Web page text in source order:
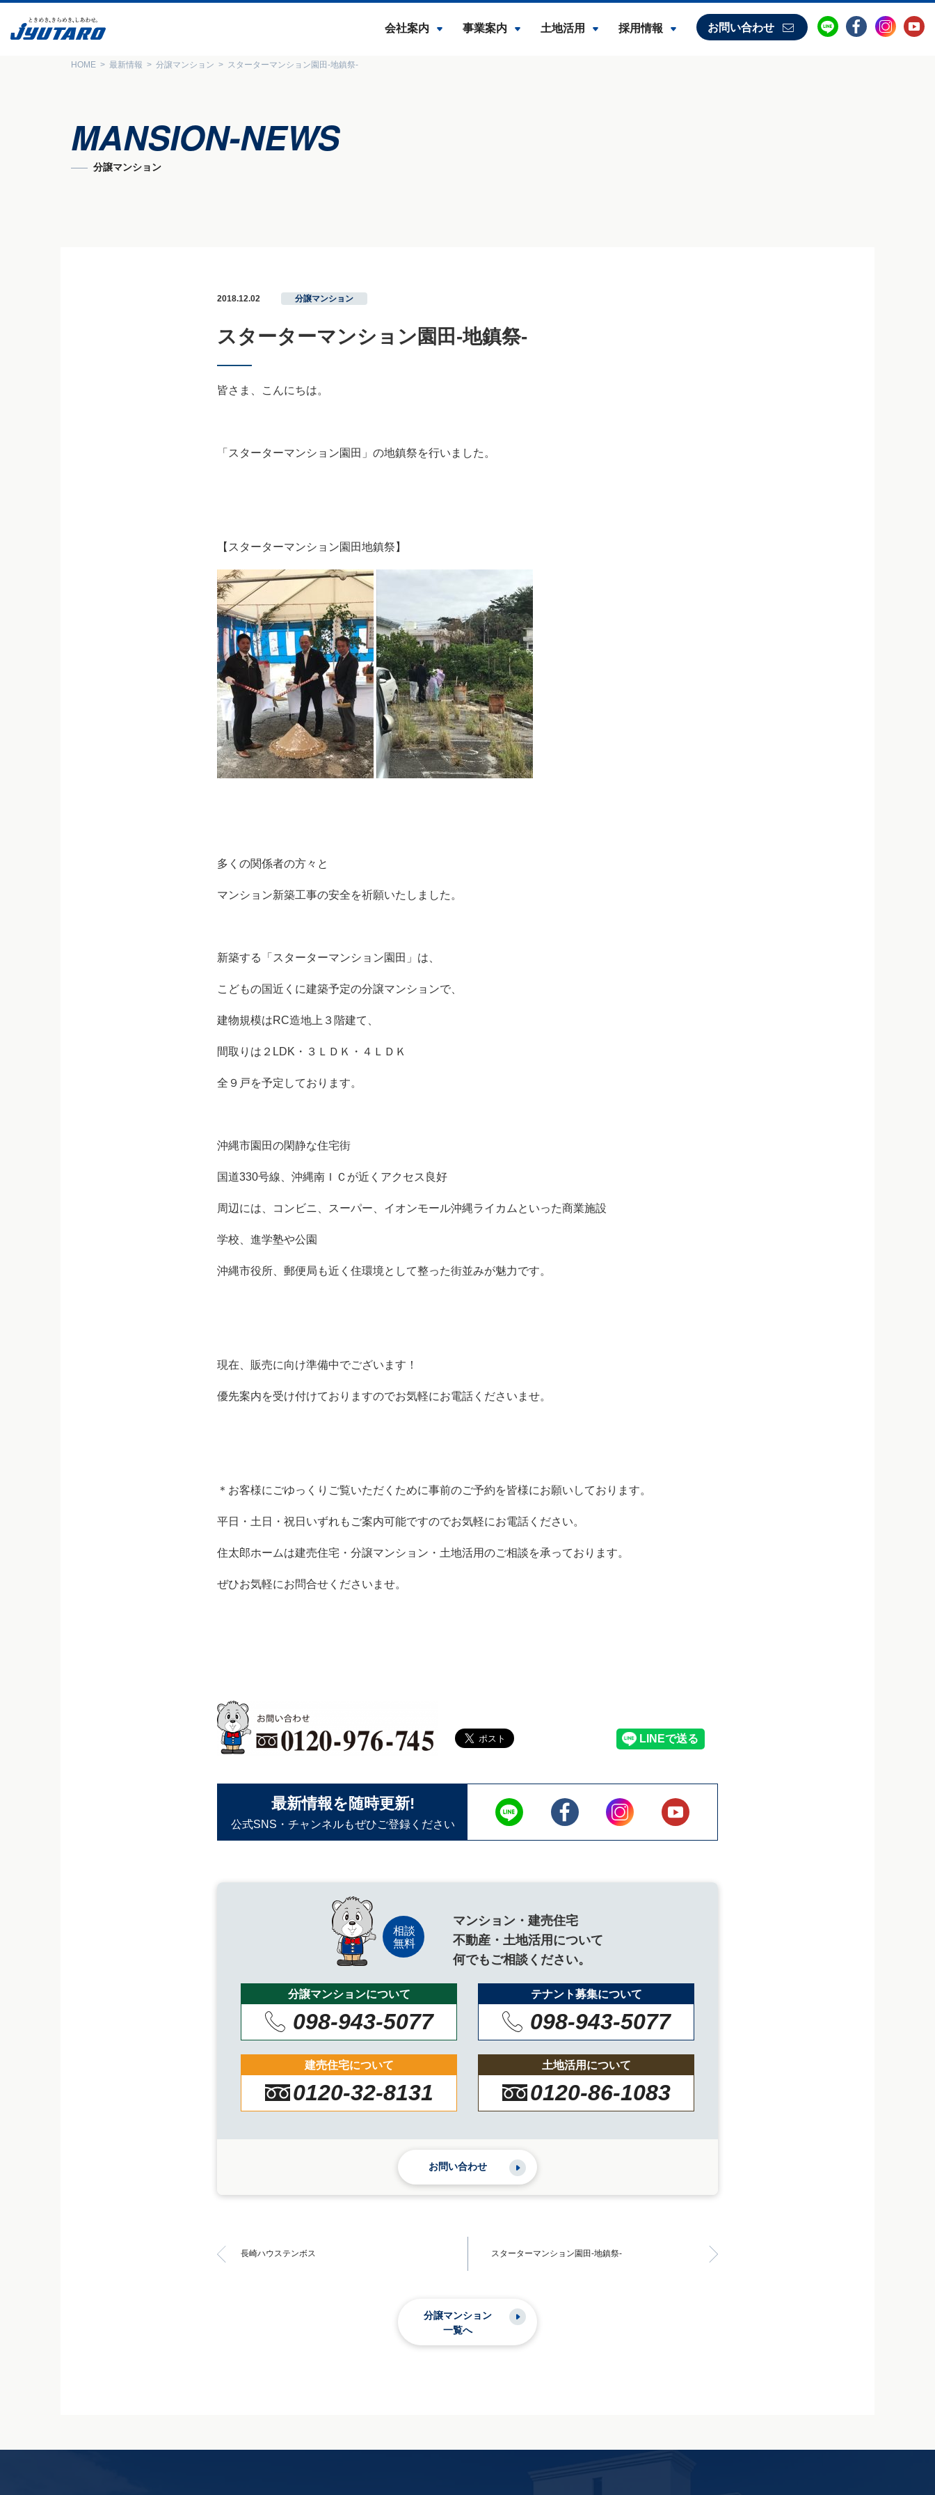
会社案内 事業案内 土地活用 採用情報 お問い合わせ
HOME 最新情報 分譲マンション スターターマンション園田-地鎮祭-
MANSION-NEWS
分譲マンション
2018.12.02 分譲マンション
スターターマンション園田-地鎮祭-
皆さま、こんにちは。
「スターターマンション園田」の地鎮祭を行いました。
【スターターマンション園田地鎮祭】
多くの関係者の方々と
マンション新築工事の安全を祈願いたしました。
新築する「スターターマンション園田」は、
こどもの国近くに建築予定の分譲マンションで、
建物規模はRC造地上３階建て、
間取りは２LDK・３ＬＤＫ・４ＬＤＫ
全９戸を予定しております。
沖縄市園田の閑静な住宅街
国道330号線、沖縄南ＩＣが近くアクセス良好
周辺には、コンビニ、スーパー、イオンモール沖縄ライカムといった商業施設
学校、進学塾や公園
沖縄市役所、郵便局も近く住環境として整った街並みが魅力です。
現在、販売に向け準備中でございます！
優先案内を受け付けておりますのでお気軽にお電話くださいませ。
＊お客様にごゆっくりご覧いただくために事前のご予約を皆様にお願いしております。
平日・土日・祝日いずれもご案内可能ですのでお気軽にお電話ください。
住太郎ホームは建売住宅・分譲マンション・土地活用のご相談を承っております。
ぜひお気軽にお問合せくださいませ。
最新情報を随時更新!
公式SNS・チャンネルもぜひご登録ください
マンション・建売住宅
不動産・土地活用について
何でもご相談ください。
分譲マンションについて
098-943-5077
テナント募集について
098-943-5077
建売住宅について
0120-32-8131
土地活用について
0120-86-1083
お問い合わせ
長崎ハウステンボス スターターマンション園田-地鎮祭-
分譲マンション
一覧へ